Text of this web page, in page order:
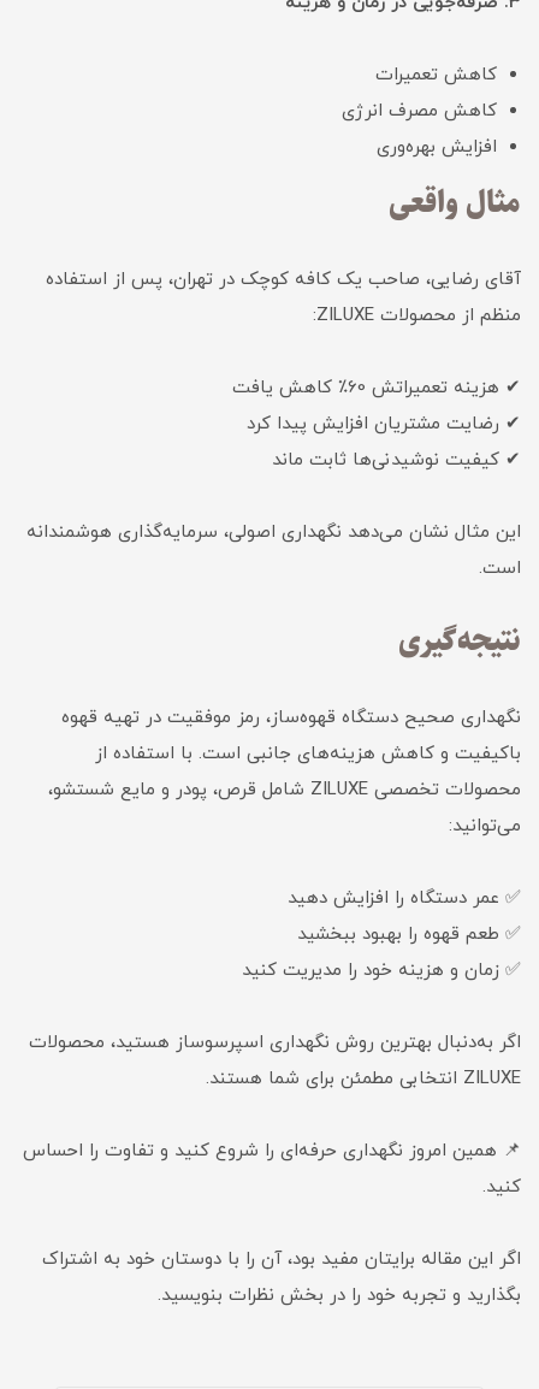
کاهش تعمیرات
کاهش مصرف انرژی
افزایش بهره‌وری
مثال واقعی
آقای رضایی، صاحب یک کافه کوچک در تهران، پس از استفاده
منظم از محصولات ZILUXE:
✔ هزینه تعمیراتش 60٪ کاهش یافت
✔ رضایت مشتریان افزایش پیدا کرد
✔ کیفیت نوشیدنی‌ها ثابت ماند
این مثال نشان می‌دهد نگهداری اصولی، سرمایه‌گذاری هوشمندانه
است.
نتیجه‌گیری
نگهداری صحیح دستگاه قهوه‌ساز، رمز موفقیت در تهیه قهوه
باکیفیت و کاهش هزینه‌های جانبی است. با استفاده از
محصولات تخصصی ZILUXE شامل قرص، پودر و مایع شستشو،
می‌توانید:
✅ عمر دستگاه را افزایش دهید
✅ طعم قهوه را بهبود ببخشید
✅ زمان و هزینه خود را مدیریت کنید
اگر به‌دنبال بهترین روش نگهداری اسپرسوساز هستید، محصولات
ZILUXE انتخابی مطمئن برای شما هستند.
📌 همین امروز نگهداری حرفه‌ای را شروع کنید و تفاوت را احساس
کنید.
اگر این مقاله برایتان مفید بود، آن را با دوستان خود به اشتراک
بگذارید و تجربه خود را در بخش نظرات بنویسید.